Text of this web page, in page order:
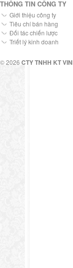
THÔNG TIN CÔNG TY
Giới thiệu công ty
Tiêu chí bán hàng
Đối tác chiến lược
Triết lý kinh doanh
© 2026 CTY TNHH KT